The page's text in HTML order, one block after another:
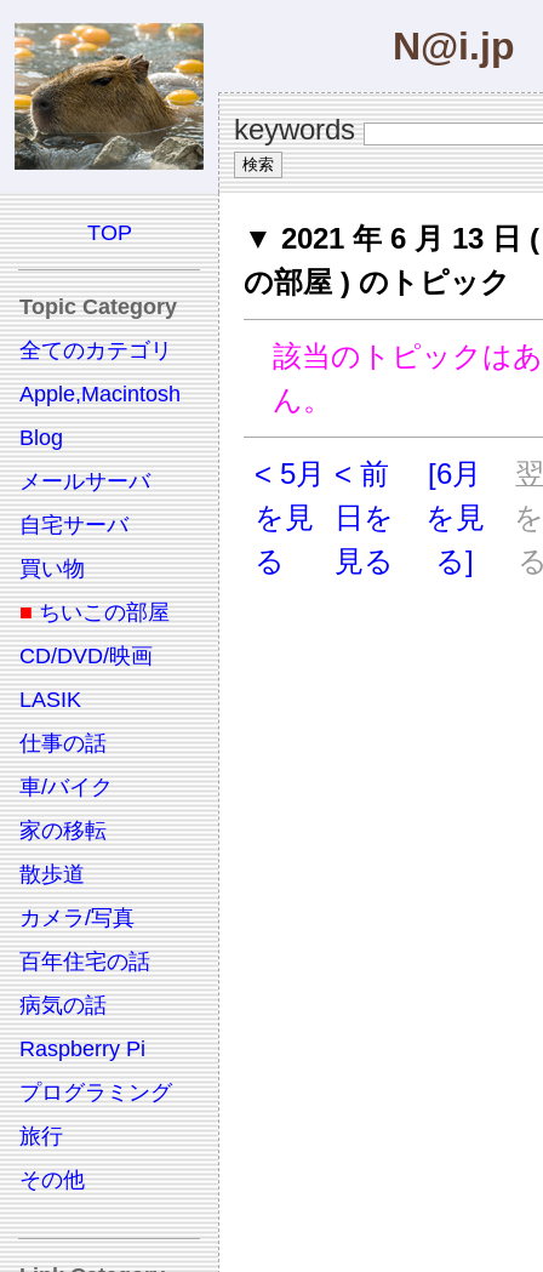
N@i.jp
keywords
TOP
Topic Category
全てのカテゴリ
Apple,Macintosh
Blog
メールサーバ
自宅サーバ
買い物
■ ちいこの部屋
CD/DVD/映画
LASIK
仕事の話
車/バイク
家の移転
散歩道
カメラ/写真
百年住宅の話
病気の話
Raspberry Pi
プログラミング
旅行
その他
▼ 2021 年 6 月 13 日
の部屋 ) のトピック
該当のトピックは
ん。
< 5月
を見
る
< 前
日を
見る
[6月
を見
る]